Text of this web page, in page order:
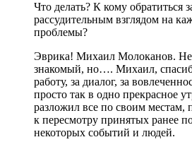
Что делать? К кому обратиться
рассудительным взглядом на
проблемы?
Эврика! Михаил Молоканов. Не
знакомый, но…. Михаил,
работу, за диалог, за
просто так в одно прекрасное
разложил все по своим местам,
к пересмотру принятых ранее
некоторых событий и людей.